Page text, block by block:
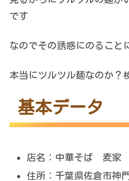
です
なのでその誘惑にのること
本当にツルツル麺なのか？
基本データ
店名：中華そば 麦家
住所：千葉県佐倉市神